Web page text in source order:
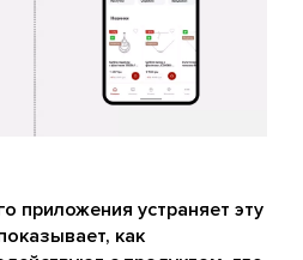
приложения устраняет эту
как